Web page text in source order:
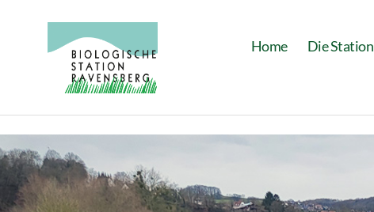
Station
Ravensberg
Home Die Station